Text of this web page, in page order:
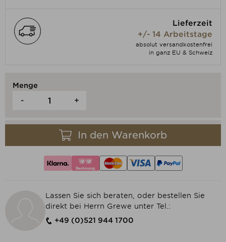
Lieferzeit
+/- 14 Arbeitstage
absolut versandkostenfrei
in ganz EU & Schweiz
Menge
- +
In den Warenkorb
Lassen Sie sich beraten, oder bestellen Sie
direkt bei Herrn Grewe unter Tel.:
+49 (0)521 944 1700